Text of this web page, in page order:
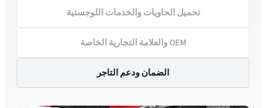
تحميل الحاويات والخدمات اللوجستية
OEM والعلامة التجارية الخاصة
الضمان ودعم التاجر